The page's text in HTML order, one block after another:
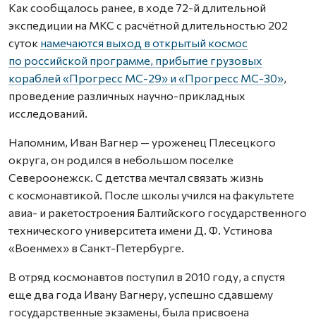
Как сообщалось ранее, в ходе 72-й длительной
экспедиции на МКС с расчётной длительностью 202
суток намечаются выход в открытый космос
по российской программе, прибытие грузовых
кораблей «Прогресс МС-29» и «Прогресс МС-30»,
проведение различных научно-прикладных
исследований.
Напомним, Иван Вагнер — уроженец Плесецкого
округа, он родился в небольшом поселке
Североонежск. С детства мечтал связать жизнь
с космонавтикой. После школы учился на факультете
авиа- и ракетостроения Балтийского государственного
технического университета имени Д. Ф. Устинова
«Военмех» в Санкт-Петербурге.
В отряд космонавтов поступил в 2010 году, а спустя
еще два года Ивану Вагнеру, успешно сдавшему
государственные экзамены, была присвоена